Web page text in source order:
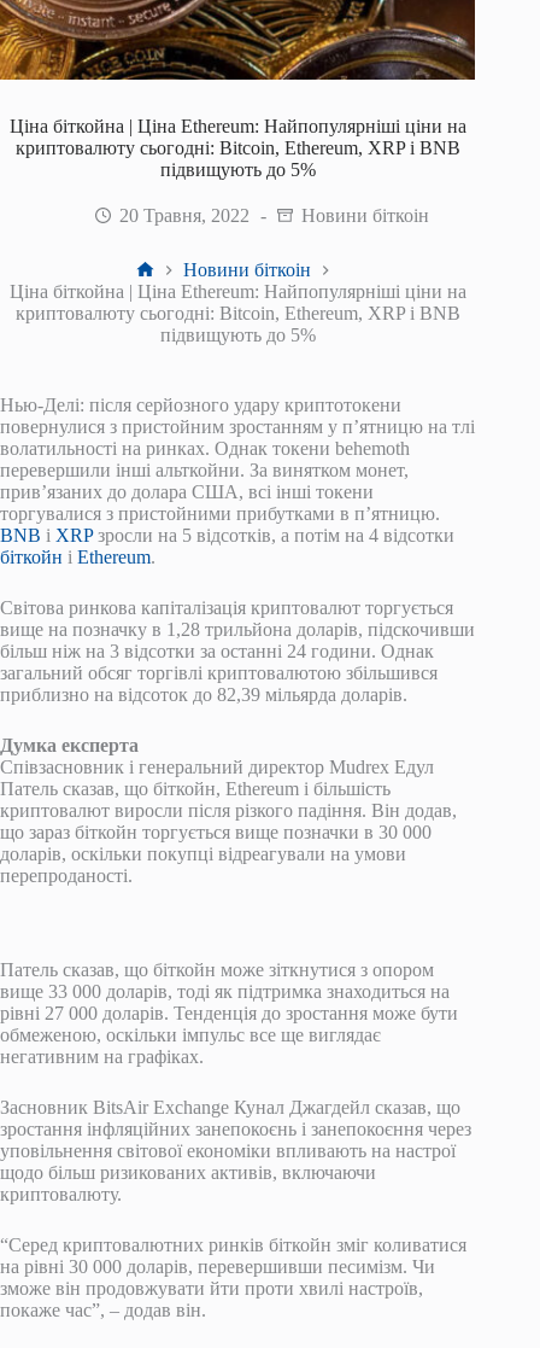
Ціна біткойна | Ціна Ethereum: Найпопулярніші ціни на
криптовалюту сьогодні: Bitcoin, Ethereum, XRP і BNB
підвищують до 5%
20 Травня, 2022 Новини біткоін
Головна
Новини біткоін
Ціна біткойна | Ціна Ethereum: Найпопулярніші ціни на
криптовалюту сьогодні: Bitcoin, Ethereum, XRP і BNB
підвищують до 5%
Нью-Делі: після серйозного удару криптотокени
повернулися з пристойним зростанням у п’ятницю на тлі
волатильності на ринках. Однак токени behemoth
перевершили інші альткойни. За винятком монет,
прив’язаних до долара США, всі інші токени
торгувалися з пристойними прибутками в п’ятницю.
BNB і XRPзросли на 5 відсотків, а потім на 4 відсотки
біткойн і Ethereum.
Світова ринкова капіталізація криптовалют торгується
вище на позначку в 1,28 трильйона доларів, підскочивши
більш ніж на 3 відсотки за останні 24 години. Однак
загальний обсяг торгівлі криптовалютою збільшився
приблизно на відсоток до 82,39 мільярда доларів.
Думка експерта
Співзасновник і генеральний директор Mudrex Едул
Патель сказав, що біткойн, Ethereum і більшість
криптовалют виросли після різкого падіння. Він додав,
що зараз біткойн торгується вище позначки в 30 000
доларів, оскільки покупці відреагували на умови
перепроданості.
Патель сказав, що біткойн може зіткнутися з опором
вище 33 000 доларів, тоді як підтримка знаходиться на
рівні 27 000 доларів. Тенденція до зростання може бути
обмеженою, оскільки імпульс все ще виглядає
негативним на графіках.
Засновник BitsAir Exchange Кунал Джагдейл сказав, що
зростання інфляційних занепокоєнь і занепокоєння через
уповільнення світової економіки впливають на настрої
щодо більш ризикованих активів, включаючи
криптовалюту.
“Серед криптовалютних ринків біткойн зміг коливатися
на рівні 30 000 доларів, перевершивши песимізм. Чи
зможе він продовжувати йти проти хвилі настроїв,
покаже час”, – додав він.